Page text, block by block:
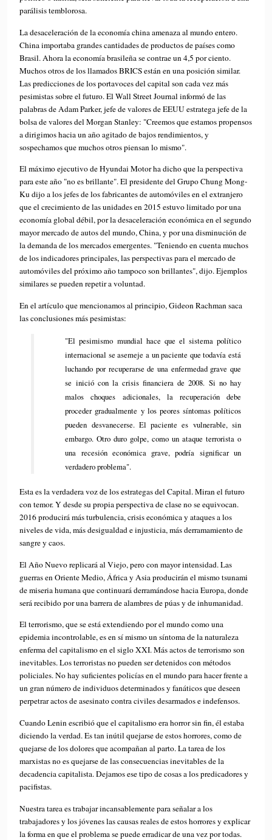
parálisis temblorosa.
La desaceleración de la economía china amenaza al mundo entero.
China importaba grandes cantidades de productos de países como
Brasil. Ahora la economía brasileña se contrae un 4,5 por ciento.
Muchos otros de los llamados BRICS están en una posición similar.
Las predicciones de los portavoces del capital son cada vez más
pesimistas sobre el futuro. El Wall Street Journal informó de las
palabras de Adam Parker, jefe de valores de EEUU estratega jefe de la
bolsa de valores del Morgan Stanley: "Creemos que estamos propensos
a dirigimos hacia un año agitado de bajos rendimientos, y
sospechamos que muchos otros piensan lo mismo".
El máximo ejecutivo de Hyundai Motor ha dicho que la perspectiva
para este año "no es brillante". El presidente del Grupo Chung Mong-
Ku dijo a los jefes de los fabricantes de automóviles en el extranjero
que el crecimiento de las unidades en 2015 estuvo limitado por una
economía global débil, por la desaceleración económica en el segundo
mayor mercado de autos del mundo, China, y por una disminución de
la demanda de los mercados emergentes. "Teniendo en cuenta muchos
de los indicadores principales, las perspectivas para el mercado de
automóviles del próximo año tampoco son brillantes", dijo. Ejemplos
similares se pueden repetir a voluntad.
En el artículo que mencionamos al principio, Gideon Rachman saca
las conclusiones más pesimistas:
"El pesimismo mundial hace que el sistema político
internacional se asemeje a un paciente que todavía está
luchando por recuperarse de una enfermedad grave que
se inició con la crisis financiera de 2008. Si no hay
malos choques adicionales, la recuperación debe
proceder gradualmente y los peores síntomas políticos
pueden desvanecerse. El paciente es vulnerable, sin
embargo. Otro duro golpe, como un ataque terrorista o
una recesión económica grave, podría significar un
verdadero problema".
Esta es la verdadera voz de los estrategas del Capital. Miran el futuro
con temor. Y desde su propia perspectiva de clase no se equivocan.
2016 producirá más turbulencia, crisis económica y ataques a los
niveles de vida, más desigualdad e injusticia, más derramamiento de
sangre y caos.
El Año Nuevo replicará al Viejo, pero con mayor intensidad. Las
guerras en Oriente Medio, África y Asia producirán el mismo tsunami
de miseria humana que continuará derramándose hacia Europa, donde
será recibido por una barrera de alambres de púas y de inhumanidad.
El terrorismo, que se está extendiendo por el mundo como una
epidemia incontrolable, es en sí mismo un síntoma de la naturaleza
enferma del capitalismo en el siglo XXI. Más actos de terrorismo son
inevitables. Los terroristas no pueden ser detenidos con métodos
policiales. No hay suficientes policías en el mundo para hacer frente a
un gran número de individuos determinados y fanáticos que deseen
perpetrar actos de asesinato contra civiles desarmados e indefensos.
Cuando Lenin escribió que el capitalismo era horror sin fin, él estaba
diciendo la verdad. Es tan inútil quejarse de estos horrores, como de
quejarse de los dolores que acompañan al parto. La tarea de los
marxistas no es quejarse de las consecuencias inevitables de la
decadencia capitalista. Dejamos ese tipo de cosas a los predicadores y
pacifistas.
Nuestra tarea es trabajar incansablemente para señalar a los
trabajadores y los jóvenes las causas reales de estos horrores y explicar
la forma en que el problema se puede erradicar de una vez por todas.